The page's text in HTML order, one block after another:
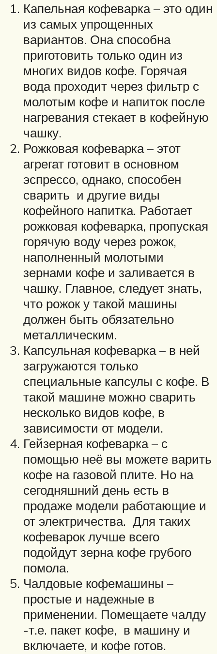
Капельная кофеварка – это один
из самых упрощенных
вариантов. Она способна
приготовить только один из
многих видов кофе. Горячая
вода проходит через фильтр с
молотым кофе и напиток после
нагревания стекает в кофейную
чашку.
Рожковая кофеварка – этот
агрегат готовит в основном
эспрессо, однако, способен
сварить и другие виды
кофейного напитка. Работает
рожковая кофеварка, пропуская
горячую воду через рожок,
наполненный молотыми
зернами кофе и заливается в
чашку. Главное, следует знать,
что рожок у такой машины
должен быть обязательно
металлическим.
Капсульная кофеварка – в ней
загружаются только
специальные капсулы с кофе. В
такой машине можно сварить
несколько видов кофе, в
зависимости от модели.
Гейзерная кофеварка – с
помощью неё вы можете варить
кофе на газовой плите. Но на
сегодняшний день есть в
продаже модели работающие и
от электричества. Для таких
кофеварок лучше всего
подойдут зерна кофе грубого
помола.
Чалдовые кофемашины –
простые и надежные в
применении. Помещаете чалду
-т.е. пакет кофе, в машину и
включаете, и кофе готов.